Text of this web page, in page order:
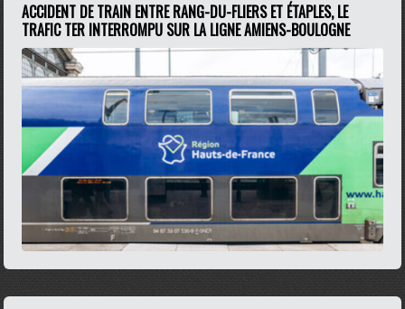
ACCIDENT DE TRAIN ENTRE RANG-DU-FLIERS ET ÉTAPLES, LE
TRAFIC TER INTERROMPU SUR LA LIGNE AMIENS-BOULOGNE